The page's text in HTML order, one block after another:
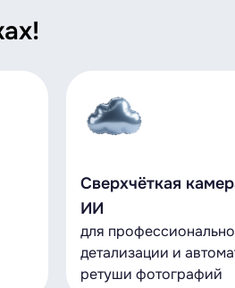
Сверхчёткая
ИИ
для
детализации и
ретуши фотографий